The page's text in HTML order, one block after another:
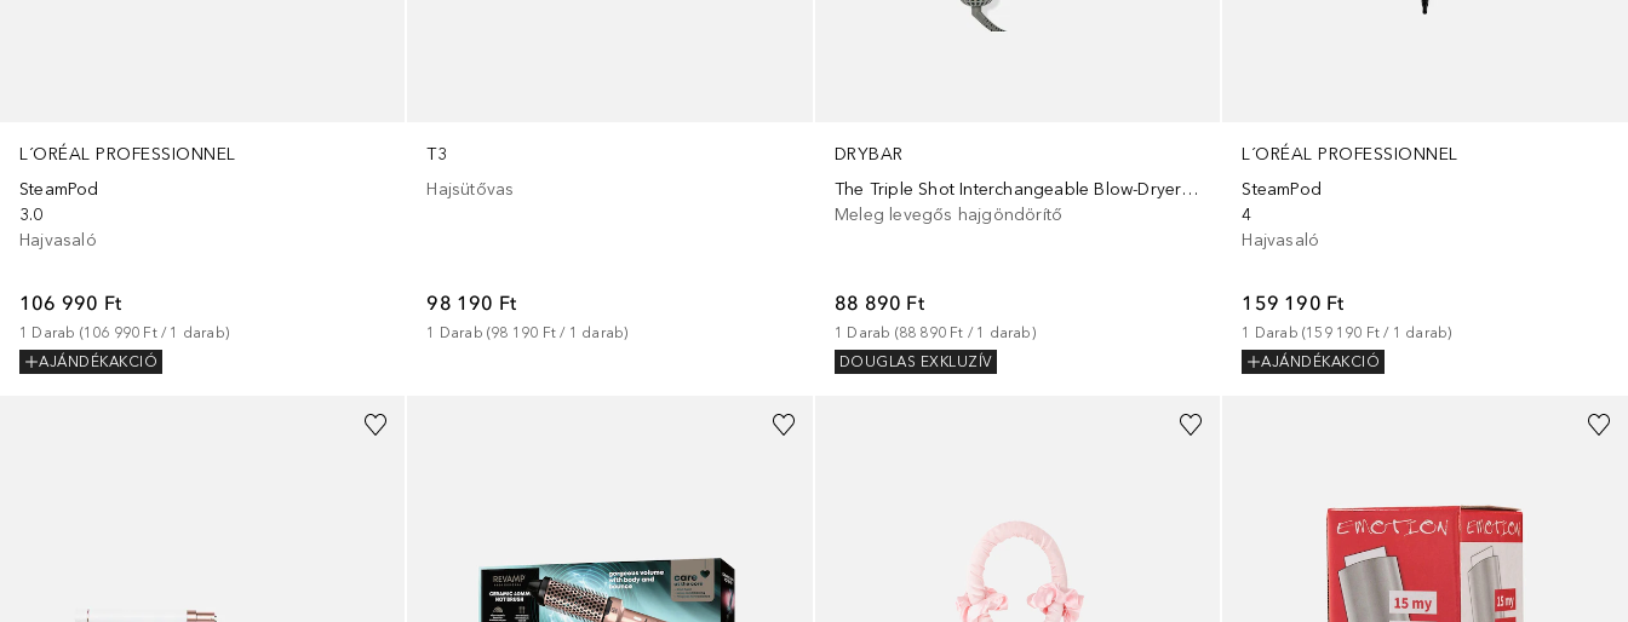
L´ORÉAL PROFESSIONNEL
SteamPod
3.0
Hajvasaló
106 990 Ft
1 Darab (106 990 Ft / 1 darab)
AJÁNDÉKAKCIÓ
T3
Hajsütővas
98 190 Ft
1 Darab (98 190 Ft / 1 darab)
DRYBAR
The Triple Shot Interchangeable Blow-Dryer Brush
Meleg levegős hajgöndörítő
88 890 Ft
1 Darab (88 890 Ft / 1 darab)
DOUGLAS EXKLUZÍV
L´ORÉAL PROFESSIONNEL
SteamPod
4
Hajvasaló
159 190 Ft
1 Darab (159 190 Ft / 1 darab)
AJÁNDÉKAKCIÓ